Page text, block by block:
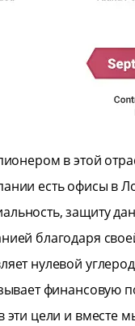
в этой
есть офисы в
защиту
благодаря
нулевой
эти цели и